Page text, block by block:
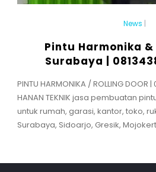
News |
Pintu Harmonika
Surabaya |
PINTU HARMONIKA / ROLLING DOOR
HANAN TEKNIK jasa pembuatan
untuk rumah, garasi, kantor, toko,
Surabaya, Sidoarjo, Gresik,